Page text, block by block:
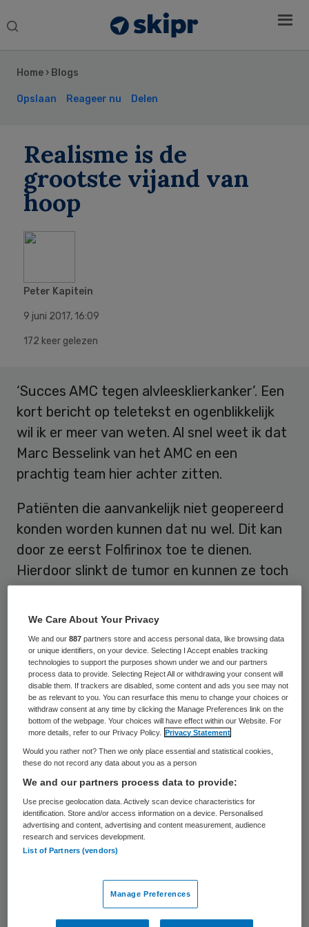
Search
Home › Blogs
Opslaan Reageer nu Delen
Realisme is de
grootste vijand van
hoop
Peter Kapitein
9 juni 2017, 16:09
172 keer gelezen
‘Succes AMC tegen alvleesklierkanker’. Een
kort bericht op teletekst en ogenblikkelijk
wil ik er meer van weten. Al snel weet ik dat
Marc Besselink van het AMC en een
prachtig team hier achter zitten.
Patiënten die aanvankelijk niet geopereerd
konden worden kunnen dat nu wel. Dit kan
door ze eerst Folfirinox toe te dienen.
Hierdoor slinkt de tumor en kunnen ze toch
geopereerd worden. Dit zorgt voor een
verlenging van hun leven van bijna 3 jaar.
Dat is prachtig nieuws. Natuurlijk geldt dit
niet voor alle patiënten met
alvleesklierkanker, maar het is een mooie
start bij een ziekte die nog steeds een
doodsvonnis betekent. Op een uitzondering
na zijn alle patiënten met 6 tot 12 maanden
overleden. En dan ook nog met veelal helse
pijnen. Een hopeloze ziekte waar in
Nederland 10 mensen per dag aan overlijden
en waar te weinig onderzoek naar gedaan
wordt.
Dit is een van de eerste keren dat er hoop is
voor deze patiënten. We vragen deze
Sidebar
We Care About Your Privacy
We and our887 partners store and access personal data, like browsing data
or unique identifiers, on your device. Selecting I Accept enables tracking
technologies to support the purposes shown under we and our partners
process data to provide. Selecting Reject All or withdrawing your consent will
disable them. If trackers are disabled, some content and ads you see may not
be as relevant to you. You can resurface this menu to change your choices or
withdraw consent at any time by clicking the Manage Preferences link on the
bottom of the webpage. Your choices will have effect within our Website. For
more details, refer to our Privacy Policy.
Privacy Statement
Would you rather not? Then we only place essential and statistical cookies,
these do not record any data about you as a person
We and our partners process data to provide:
Use precise geolocation data. Actively scan device characteristics for
identification. Store and/or access information on a device. Personalised
advertising and content, advertising and content measurement, audience
research and services development.
List of Partners (vendors)
Manage Preferences